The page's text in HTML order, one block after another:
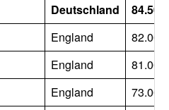
Deutschland
84.500
England
82.000
England
81.000
England
73.000